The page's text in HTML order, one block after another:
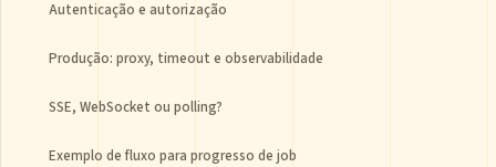
Autenticação e autorização
Produção: proxy, timeout e observabilidade
SSE, WebSocket ou polling?
Exemplo de fluxo para progresso de job